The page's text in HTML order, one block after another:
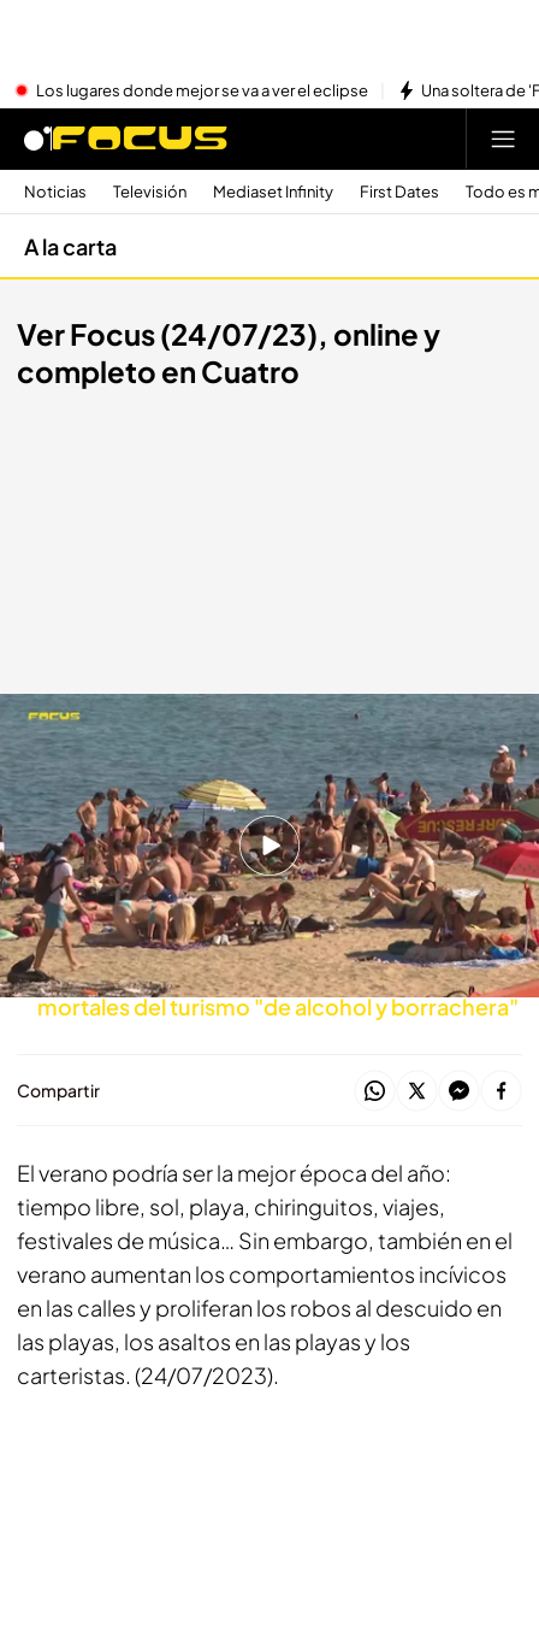
Los lugares donde mejor se va a ver el eclipse Una soltera de
Noticias Televisión Mediaset Infinity First Dates Todo es
A la carta
Ver Focus (24/07/23), online y
completo en Cuatro
Ver Focus (24/07/23), online y completo en Cuatro
cuatro.com
25 JUL 2023 - 01:05h.
'Focus' capta a un ladrón robando en la
Barceloneta y termina contando su 'modus
operandi': "No paso miedo"
El 'balconing', una de las consecuencias
mortales del turismo "de alcohol y borrachera"
Compartir
El verano podría ser la mejor época del año:
tiempo libre, sol, playa, chiringuitos, viajes,
festivales de música… Sin embargo, también en el
verano aumentan los comportamientos incívicos
en las calles y proliferan los robos al descuido en
las playas, los asaltos en las playas y los
carteristas. (24/07/2023).